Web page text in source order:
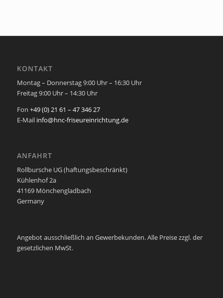
KONTAKT
Montag – Donnerstag 9:00 Uhr – 16:30 Uhr
Freitag 9:00 Uhr – 14:30 Uhr
Fon +49 (0) 21 61 – 47 346 27
E-Mail info@hnc-friseureinrichtung.de
ANFAHRT
Rollbursche UG (haftungsbeschränkt)
Kühlenhof 2a
41169 Mönchengladbach
Germany
Angebot ausschließlich an Gewerbekunden. Alle Preise zzgl. der
gesetzlichen MwSt.